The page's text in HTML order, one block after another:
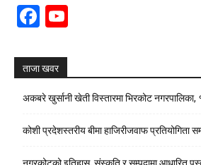
Facebook
ताजा खवर
अकबरे खुर्सानी खेती विस्तारमा भिरकोट नगरपालिका,
कोशी प्रदेशस्तरीय बीमा हाजिरीजवाफ प्रतियोगिता